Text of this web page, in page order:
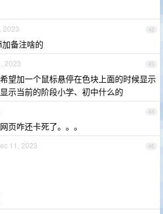
42
2023
备注啥的
43
2023
望加一个鼠标悬停在色块上面的时候显示
示当前的阶段小学、初中什么的
44
页咋还卡死了。。。
45
11, 2023